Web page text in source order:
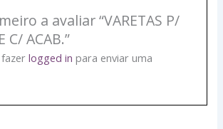
a avaliar “VARETAS P/
C/ ACAB.”
logged in para enviar uma